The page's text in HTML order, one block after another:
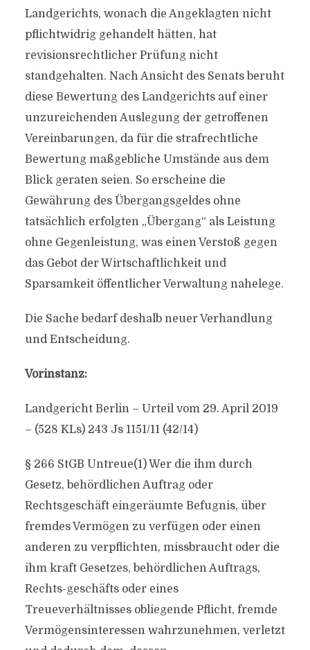
Landgerichts, wonach die Angeklagten nicht
pflichtwidrig gehandelt hätten, hat
revisionsrechtlicher Prüfung nicht
standgehalten. Nach Ansicht des Senats beruht
diese Bewertung des Landgerichts auf einer
unzureichenden Auslegung der getroffenen
Vereinbarungen, da für die strafrechtliche
Bewertung maßgebliche Umstände aus dem
Blick geraten seien. So erscheine die
Gewährung des Übergangsgeldes ohne
tatsächlich erfolgten „Übergang“ als Leistung
ohne Gegenleistung, was einen Verstoß gegen
das Gebot der Wirtschaftlichkeit und
Sparsamkeit öffentlicher Verwaltung nahelege.
Die Sache bedarf deshalb neuer Verhandlung
und Entscheidung.
Vorinstanz:
Landgericht Berlin – Urteil vom 29. April 2019
– (528 KLs) 243 Js 1151/11 (42/14)
§ 266 StGB Untreue(1) Wer die ihm durch
Gesetz, behördlichen Auftrag oder
Rechtsgeschäft eingeräumte Befugnis, über
fremdes Vermögen zu verfügen oder einen
anderen zu verpflichten, missbraucht oder die
ihm kraft Gesetzes, behördlichen Auftrags,
Rechts-geschäfts oder eines
Treueverhältnisses obliegende Pflicht, fremde
Vermögensinteressen wahrzunehmen, verletzt